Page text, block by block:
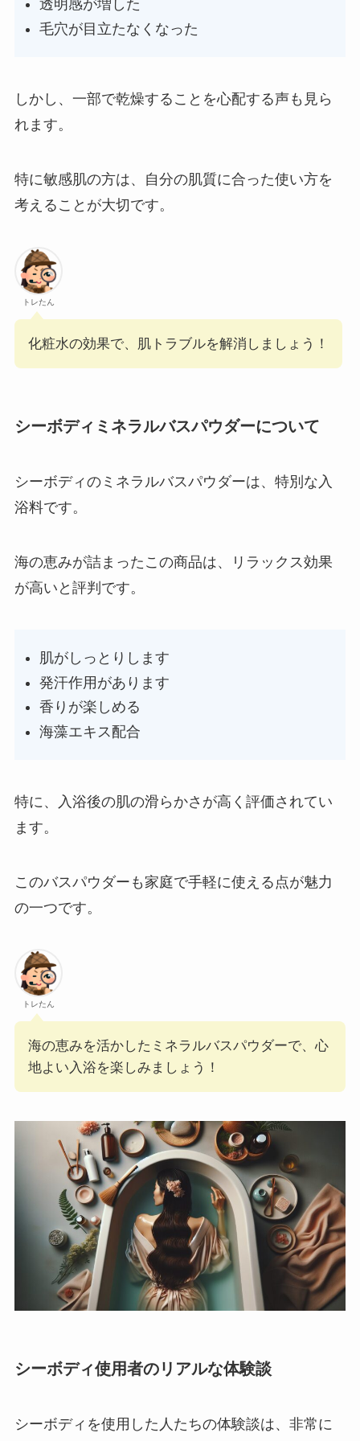
透明感が増した
毛穴が目立たなくなった
しかし、一部で乾燥することを心配する声も見ら
れます。
特に敏感肌の方は、自分の肌質に合った使い方を
考えることが大切です。
トレたん
化粧水の効果で、肌トラブルを解消しましょう！
シーボディミネラルバスパウダーについて
シーボディのミネラルバスパウダーは、特別な入
浴料です。
海の恵みが詰まったこの商品は、リラックス効果
が高いと評判です。
肌がしっとりします
発汗作用があります
香りが楽しめる
海藻エキス配合
特に、入浴後の肌の滑らかさが高く評価されてい
ます。
このバスパウダーも家庭で手軽に使える点が魅力
の一つです。
トレたん
海の恵みを活かしたミネラルバスパウダーで、心
地よい入浴を楽しみましょう！
シーボディ使用者のリアルな体験談
シーボディを使用した人たちの体験談は、非常に